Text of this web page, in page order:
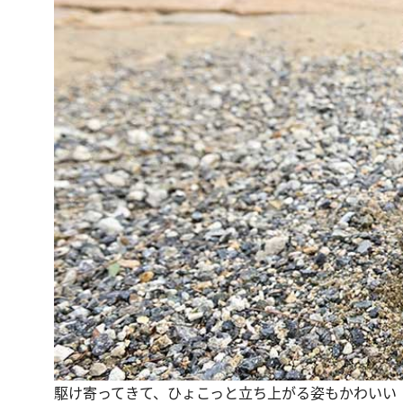
駆け寄ってきて、ひょこっと立ち上がる姿もかわいい